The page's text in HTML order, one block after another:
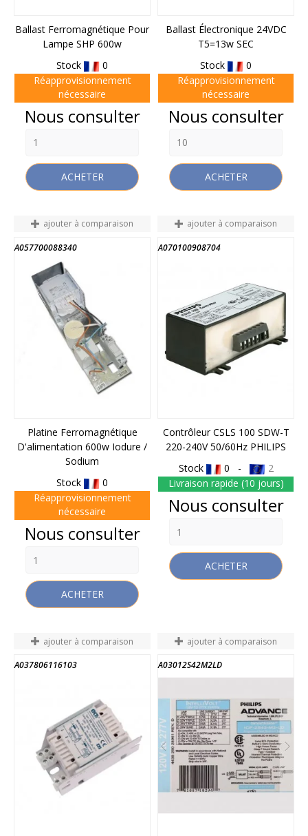
Ballast Ferromagnétique Pour
Lampe SHP 600w
Stock
0
Réapprovisionnement
nécessaire
Prix
Nous consulter
ACHETER
Ballast Électronique 24VDC
T5=13w SEC
Stock
0
Réapprovisionnement
nécessaire
Prix
Nous consulter
ACHETER
ajouter à comparaison
A057700088340
Platine Ferromagnétique
D'alimentation 600w Iodure /
Sodium
Stock
0
Réapprovisionnement
nécessaire
Prix
Nous consulter
ACHETER
ajouter à comparaison
A070100908704
Contrôleur CSLS 100 SDW-T
220-240V 50/60Hz PHILIPS
Stock
0 -
2
Livraison rapide (10 jours)
Prix
Nous consulter
ACHETER
ajouter à comparaison
A037806116103
ajouter à comparaison
A03012S42M2LD